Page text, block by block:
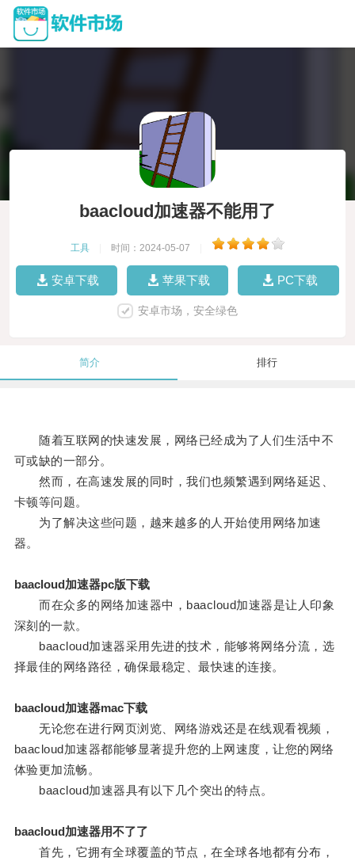
baacloud加速器不能用了
工具 时间：2024-05-07
安卓下载 苹果下载 PC下载
安卓市场，安全绿色
简介 排行
随着互联网的快速发展，网络已经成为了人们生活中不
可或缺的一部分。
然而，在高速发展的同时，我们也频繁遇到网络延迟、
卡顿等问题。
为了解决这些问题，越来越多的人开始使用网络加速
器。
baacloud加速器pc版下载
而在众多的网络加速器中，baacloud加速器是让人印象
深刻的一款。
baacloud加速器采用先进的技术，能够将网络分流，选
择最佳的网络路径，确保最稳定、最快速的连接。
baacloud加速器mac下载
无论您在进行网页浏览、网络游戏还是在线观看视频，
baacloud加速器都能够显著提升您的上网速度，让您的网络
体验更加流畅。
baacloud加速器具有以下几个突出的特点。
baacloud加速器用不了了
首先，它拥有全球覆盖的节点，在全球各地都有分布，